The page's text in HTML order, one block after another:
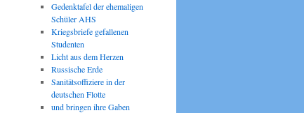
Gedenktafel der ehemaligen
Schüler AHS
Kriegsbriefe gefallenen
Studenten
Licht aus dem Herzen
Russische Erde
Sanitätsoffiziere in der
deutschen Flotte
und bringen ihre Gaben